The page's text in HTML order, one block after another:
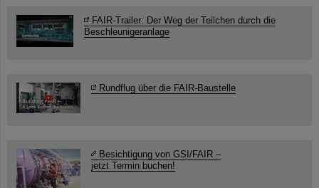
FAIR-Trailer: Der Weg der Teilchen durch die
Beschleunigeranlage
Rundflug über die FAIR-Baustelle
Besichtigung von GSI/FAIR –
jetzt Termin buchen!